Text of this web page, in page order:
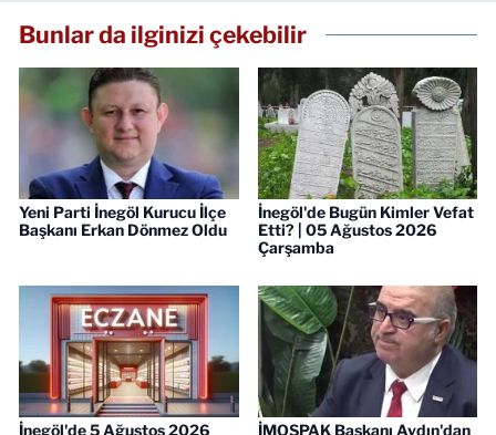
Bunlar da ilginizi çekebilir
Yeni Parti İnegöl Kurucu İlçe
Başkanı Erkan Dönmez Oldu
İnegöl'de Bugün Kimler Vefat
Etti? | 05 Ağustos 2026
Çarşamba
İnegöl'de 5 Ağustos 2026
İMOSPAK Başkanı Aydın'dan